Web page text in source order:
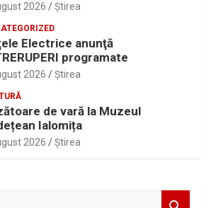
2026 Ştirea
Electrice anunţă
programate
2026 Ştirea
de vară la Muzeul
Ialomița
2026 Ştirea